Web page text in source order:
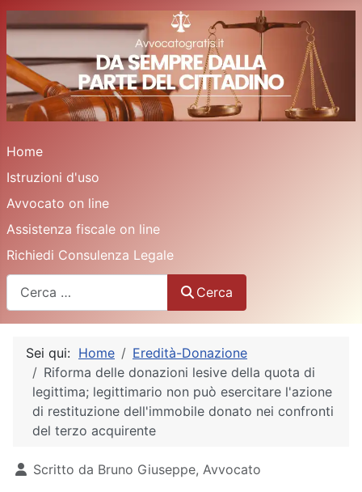
Home
Istruzioni d'uso
Avvocato on line
Assistenza fiscale on line
Richiedi Consulenza Legale
Cerca
Sei qui: Home
Eredità-Donazione
Riforma delle donazioni lesive della quota di
legittima; legittimario non può esercitare l'azione
di restituzione dell'immobile donato nei confronti
del terzo acquirente
Dettagli
Scritto da Bruno Giuseppe, Avvocato